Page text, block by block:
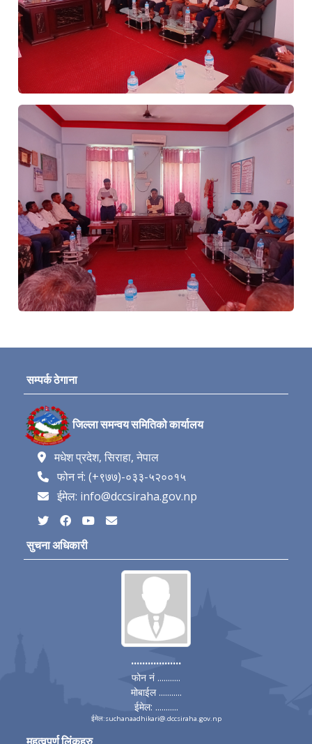
सम्पर्क ठेगाना
जिल्ला समन्वय समितिको कार्यालय
मधेश प्रदेश, सिराहा, नेपाल
फोन नं: (+९७७)-०३३-५२००१५
ईमेल: info@dccsiraha.gov.np
सुचना अधिकारी
..................
फोन नं ...........
मोबाईल ...........
ईमेल: ...........
ईमेल:suchanaadhikari@.dccsiraha.gov.np
महत्वपूर्ण लिंकहरु